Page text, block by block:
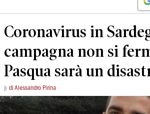
Coronavirus in
campagna non si
Pasqua sarà un
di Alessandro Pirina